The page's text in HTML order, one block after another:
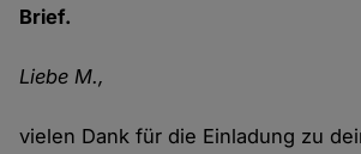
Brief.
Liebe M.,
vielen Dank für die Einladung zu